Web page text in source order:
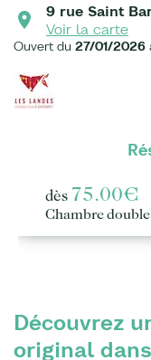
9 rue Saint
Voir la carte
Ouvert du 27/01/2026
dès 75.00€
Chambre double
Découvrez
original